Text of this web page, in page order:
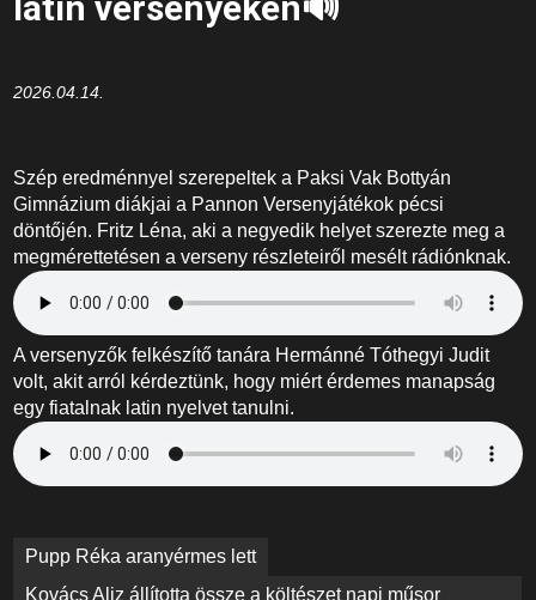
2026.04.14.
Szép eredménnyel szerepeltek a Paksi Vak Bottyán
Gimnázium diákjai a Pannon Versenyjátékok pécsi
döntőjén. Fritz Léna, aki a negyedik helyet szerezte meg a
megmérettetésen a verseny részleteiről mesélt rádiónknak.
A versenyzők felkészítő tanára Hermánné Tóthegyi Judit
volt, akit arról kérdeztünk, hogy miért érdemes manapság
egy fiatalnak latin nyelvet tanulni.
Bejegyzés
navigáció
Pupp Réka aranyérmes lett
Kovács Aliz állította össze a költészet napi műsor